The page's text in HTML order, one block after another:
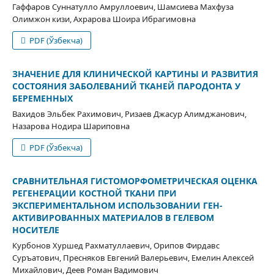
Гаффаров Суннатулло Амруллоевич, Шамсиева Махфуза
Олимжон кизи, Ахрарова Шоира Ибрагимовна
PDF (Ўзбекча)
ЗНАЧЕНИЕ ДЛЯ КЛИНИЧЕСКОЙ КАРТИНЫ И РАЗВИТИЯ
СОСТОЯНИЯ ЗАБОЛЕВАНИЙ ТКАНЕЙ ПАРОДОНТА У
БЕРЕМЕННЫХ
Вахидов Эльбек Рахимович, Ризаев Джасур Алимджанович,
Назарова Нодира Шариповна
PDF (Ўзбекча)
СРАВНИТЕЛЬНАЯ ГИСТОМОРФОМЕТРИЧЕСКАЯ ОЦЕНКА
РЕГЕНЕРАЦИИ КОСТНОЙ ТКАНИ ПРИ
ЭКСПЕРИМЕНТАЛЬНОМ ИСПОЛЬЗОВАНИИ ГЕН-
АКТИВИРОВАННЫХ МАТЕРИАЛОВ В ГЕЛЕВОМ
НОСИТЕЛЕ
Курбонов Хуршед Рахматуллаевич, Орипов Фирдавс
Суръатович, Пресняков Евгений Валерьевич, Емелин Алексей
Михайлович, Деев Роман Вадимович